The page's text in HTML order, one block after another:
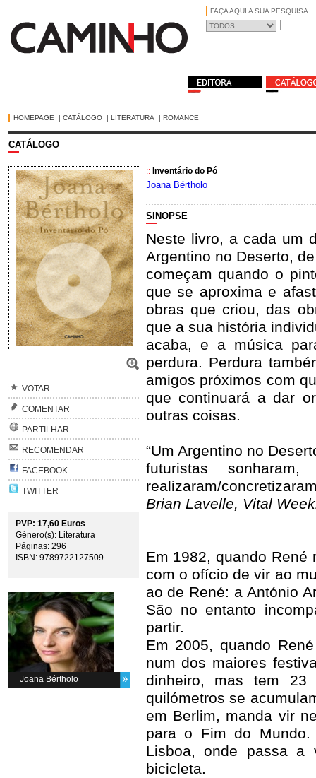
FAÇA AQUI A SUA PESQUISA
HOMEPAGE | CATÁLOGO| LITERATURA | ROMANCE
CATÁLOGO
VOTAR
COMENTAR
PARTILHAR
RECOMENDAR
FACEBOOK
TWITTER
PVP: 17,60 Euros
Género(s): Literatura
Páginas: 296
ISBN: 9789722127509
Joana Bértholo
:: Inventário do Pó
Joana Bértholo
SINOPSE
Neste livro, a cada um
Argentino no Deserto,
começam quando o
que se aproxima e
obras que criou, das
que a sua história
acaba, e a música
perdura. Perdura
amigos próximos com
que continuará a dar
outras coisas.
“Um Argentino no
futuristas
realizaram/
Brian Lavelle, Vital
Em 1982, quando René
com o ofício de vir ao
ao de René: a António
São no entanto
partir.
Em 2005, quando
num dos maiores
dinheiro, mas tem
quilómetros se
em Berlim, manda vir
para o Fim do
Lisboa, onde passa
bicicleta.